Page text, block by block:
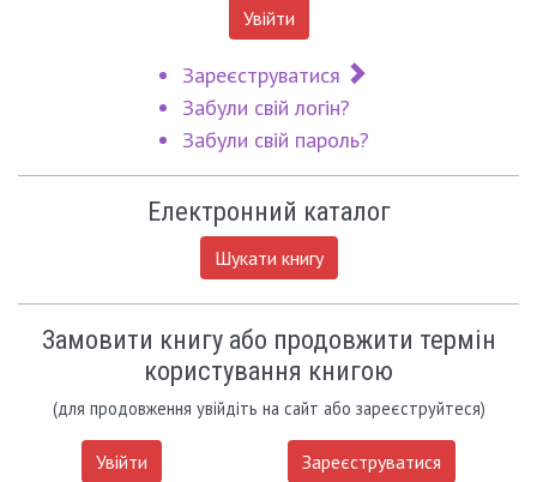
Увійти
Зареєструватися
Забули свій логін?
Забули свій пароль?
Електронний каталог
Шукати книгу
Замовити книгу або продовжити термін
користування книгою
(для продовження увійдіть на сайт або зареєструйтеся)
Увійти Зареєструватися